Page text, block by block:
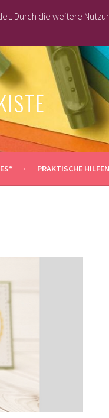
PRAKTISCHE HILFEN
Durch die weitere